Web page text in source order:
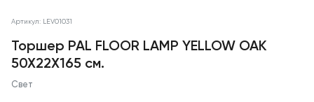
Артикул: LEV01031
Торшер PAL FLOOR LAMP YELLOW OAK
50X22X165 см.
Свет